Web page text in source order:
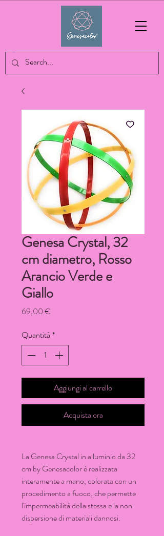
Genesa Crystal, 32
cm diametro, Rosso
Arancio Verde e
Giallo
69,00 €
Quantità *
Aggiungi al carrello
Acquista ora
La Genesa Crystal in alluminio da 32
cm by Genesacolor è realizzata
interamente a mano, colorata con un
procedimento a fuoco, che permette
l'impermeabilità della stessa e la non
dispersione di materiali dannosi.